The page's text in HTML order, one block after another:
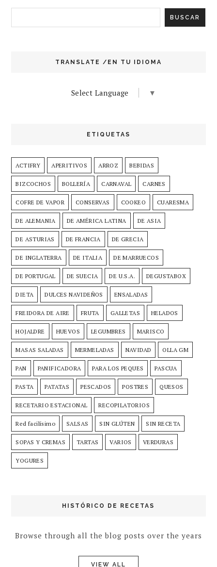
TRANSLATE /EN TU IDIOMA
Select Language ▼
ETIQUETAS
ACTIFRY APERITIVOS ARROZ BEBIDAS
BIZCOCHOS BOLLERÍA CARNAVAL CARNES
COFRE DE VAPOR CONSERVAS COOKEO CUARESMA
DE ALEMANIA DE AMÉRICA LATINA DE ASIA
DE ASTURIAS DE FRANCIA DE GRECIA
DE INGLATERRA DE ITALIA DE MARRUECOS
DE PORTUGAL DE SUECIA DE U.S.A. DEGUSTABOX
DIETA DULCES NAVIDEÑOS ENSALADAS
FREIDORA DE AIRE FRUTA GALLETAS HELADOS
HOJALDRE HUEVOS LEGUMBRES MARISCO
MASAS SALADAS MERMELADAS NAVIDAD OLLA GM
PAN PANIFICADORA PARA LOS PEQUES PASCUA
PASTA PATATAS PESCADOS POSTRES QUESOS
RECETARIO ESTACIONAL RECOPILATORIOS
Red facilísimo SALSAS SIN GLÚTEN SIN RECETA
SOPAS Y CREMAS TARTAS VARIOS VERDURAS
YOGURES
HISTÓRICO DE RECETAS
Browse through all the blog posts over the years
VIEW ALL